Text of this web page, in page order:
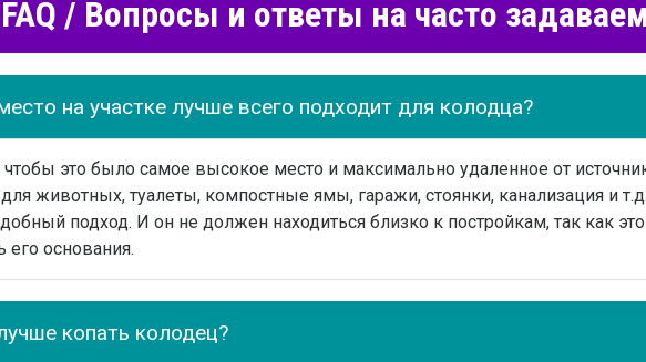
/ Вопросы и ответы на часто
на участке лучше всего подходит для колодца?
это было самое высокое место и максимально удаленное от
животных, туалеты, компостные ямы, гаражи, стоянки, канализация и
подход. И он не должен находиться близко к постройкам, так как
его основания.
копать колодец?